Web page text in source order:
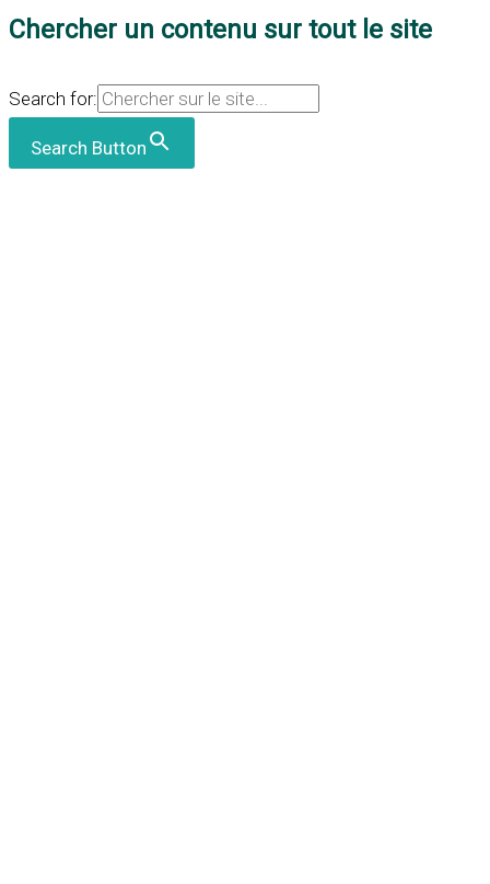
Chercher un contenu sur tout le site
Search for:
Search Button